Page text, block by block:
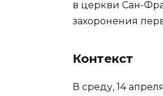
в церкви Сан-
захоронения
Контекст
В среду, 14